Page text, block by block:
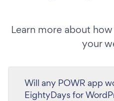
Learn more about
your
Will any POWR app
EightyDays for